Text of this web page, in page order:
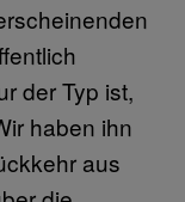
der Typ ist,
haben ihn
aus